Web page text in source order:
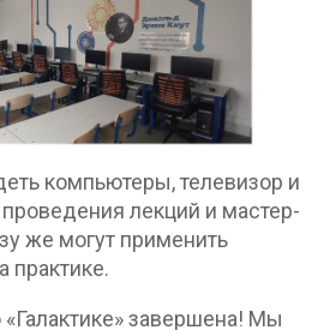
компьютеры, телевизор и
лекций и мастер-
же могут применить
практике.
завершена! Мы